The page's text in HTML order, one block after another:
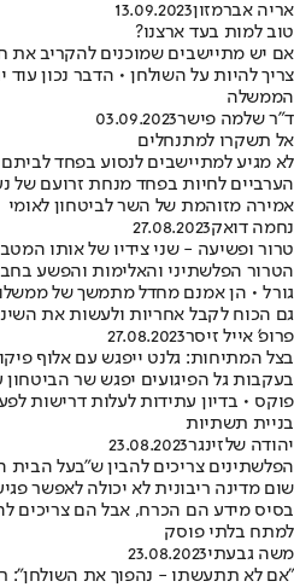
אריה אברמזון13.09.2023
טוב למות בעד ארצנו?
אם יש מתיישבים שמוכנים להקריב את
צריך להיות על השולחן • הדבר נכון
הממשלה
ד"ר שלמה פישר03.09.2023
אל תשקרו למתנחלים
לא מגיע למתיישבים לנסוע בפחד
הערביים לחיות בפחד מנחת זרועם של
אמירה מזוהמת של השר לביטחון לאומי
נחמה דואק27.08.2023
טרור ופשיעה - שני צידיו של אותו
הטרור הפלשתיני והאלימות והפשע
גורל • הן אמנם מחדל מתמשך של
גם הכוח לקבל אחריות ולעשות את
פרופ' אייל זיסר27.08.2023
בצל המתיחות: גלנט ייפגש עם אלוף
בעקבות גל הפיגועים יפגש שר
פוקס • בדיון עתידות לעלות דרישות
בניית תשתיות
יהודה שלזינגר23.08.2023
הפלשתינים צריכים להבין ש"בעל הבית
שום מדינה ריבונית לא יכולה לאפשר
בסיס מידע הם הכרח, אבל הם צריכים
למתח בלתי פוסק
משה גבעתי23.08.2023
"אם לא תתעשתו - נהפוך את השולחן":